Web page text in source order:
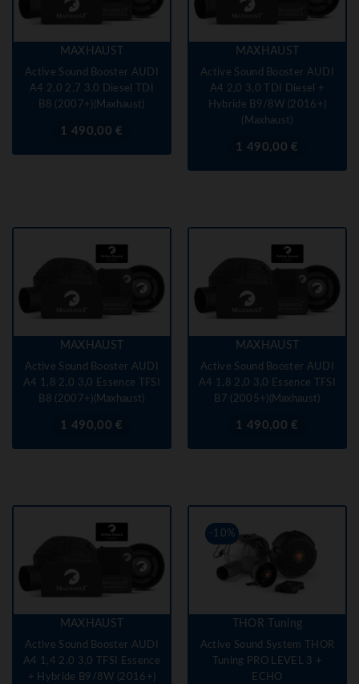
MAXHAUST
Active Sound Booster AUDI
A4 2,0 2,7 3,0 Diesel TDI
B8 (2007+)(Maxhaust)
Prix1 490,00 €
MAXHAUST
Active Sound Booster AUDI
A4 2,0 3,0 TDI Diesel +
Hybride B9/8W (2016+)
(Maxhaust)
Prix1 490,00 €
MAXHAUST
Active Sound Booster AUDI
A4 1,8 2,0 3,0 Essence TFSI
B8 (2007+)(Maxhaust)
Prix1 490,00 €
MAXHAUST
Active Sound Booster AUDI
A4 1,8 2,0 3,0 Essence TFSI
B7 (2005+)(Maxhaust)
Prix1 490,00 €
MAXHAUST
Active Sound Booster AUDI
A4 1,4 2,0 3,0 TFSI Essence
+ Hybride B9/8W (2016+)
-10%
THOR Tuning
Active Sound System THOR
Tuning PRO LEVEL 3 +
ECHO